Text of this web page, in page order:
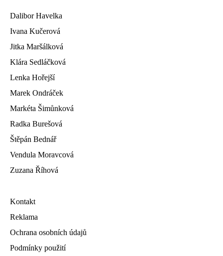
Dalibor Havelka
Ivana Kučerová
Jitka Maršálková
Klára Sedláčková
Lenka Hořejší
Marek Ondráček
Markéta Šimůnková
Radka Burešová
Štěpán Bednář
Vendula Moravcová
Zuzana Říhová
Kontakt
Reklama
Ochrana osobních údajů
Podmínky použití